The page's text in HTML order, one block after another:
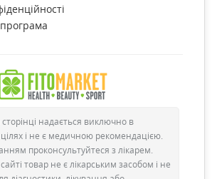
ефірні олії?
надається виключно в
і не є медичною рекомендацією.
проконсультуйтеся з лікарем.
товар не є лікарським засобом і не